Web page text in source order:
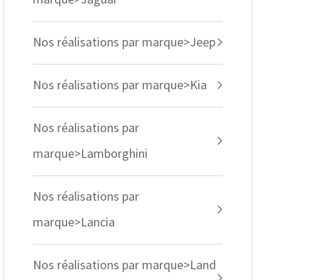
Nos réalisations par marque>Jeep
Nos réalisations par marque>Kia
Nos réalisations par
marque>Lamborghini
Nos réalisations par
marque>Lancia
Nos réalisations par marque>Land